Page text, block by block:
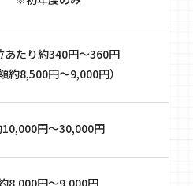
あたり約340円～360円
約8,500円～9,000円）
円～30,000円